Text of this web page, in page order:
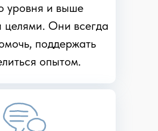
уровня и выше
целями. Они всегда
поддержать
опытом.